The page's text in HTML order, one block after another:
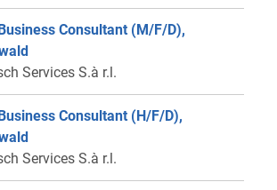
Consultant (M/F/D),
Services S.à r.l.
Consultant (H/F/D),
Services S.à r.l.